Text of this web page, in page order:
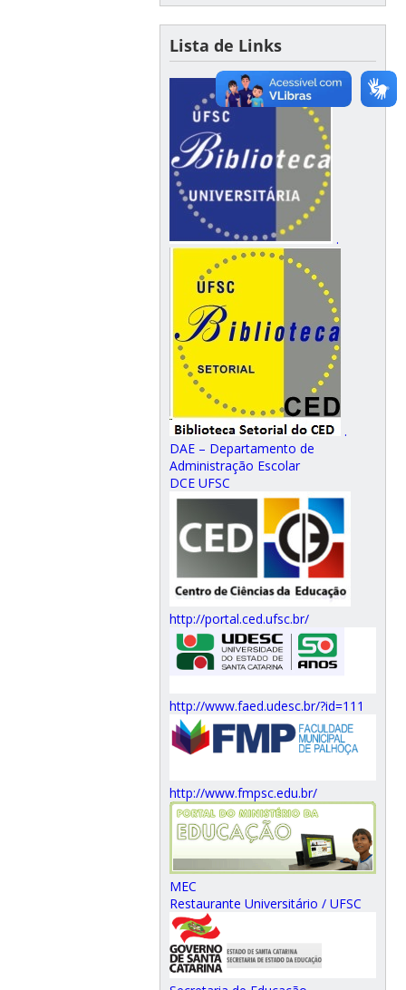
Lista de Links
.
.
DAE – Departamento de
Administração Escolar
DCE UFSC
http://portal.ced.ufsc.br/
http://www.faed.udesc.br/?id=111
http://www.fmpsc.edu.br/
MEC
Restaurante Universitário / UFSC